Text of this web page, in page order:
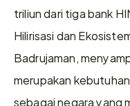
triliun dari tiga bank
Hilirisasi dan
Badrujaman,
merupakan
sebagai negara yang